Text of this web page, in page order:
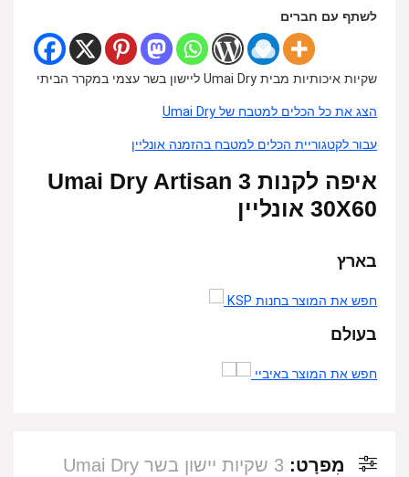
לשתף עם חברים
שקיות איכותיות מבית Umai Dry ליישון בשר עצמי במקרר הביתי
הצג את כל הכלים למטבח של Umai Dry
עבור לקטגוריית הכלים למטבח בהזמנה אונליין
איפה לקנות 3 Umai Dry Artisan
30X60 אונליין
בארץ
חפש את המוצר בחנות KSP
בעולם
חפש את המוצר באיביי
מִפרָט:
3 שקיות יישון בשר Umai Dry